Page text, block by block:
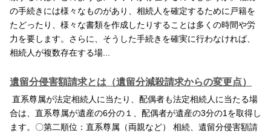
の手続きには様々なものがあり、相続人を確定するために戸籍を
たどったり、様々な書類を作成したりすることは多くの時間や労
力を要します。さらに、そうした手続きを確実に行わなければ、
相続人が複数存在する場...
遺留分侵害額請求とは（遺留分減殺請求からの変更点）
直系尊属が法定相続人に当たり、配偶者も法定相続人に当たる場
合は、直系尊属が遺産の6分の１、配偶者が遺産の3分の1を取得し
ます。〇第二順位：直系尊属（両親など） 相続、遺留分侵害額請